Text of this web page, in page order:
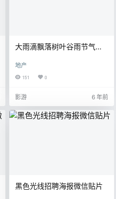
大雨滴飘落树叶谷雨节气海
地产
151 0
影游 6 年前
黑色光线招聘海报微信贴片